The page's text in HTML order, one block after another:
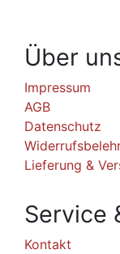
Über
Impressum
AGB
Datenschutz
Lieferung &
Service
Kontakt